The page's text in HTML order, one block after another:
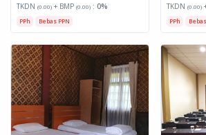
TKDN (0.00) + BMP (0.00) : 0%
PPh Bebas PPN
TKDN (0.00)
PPh